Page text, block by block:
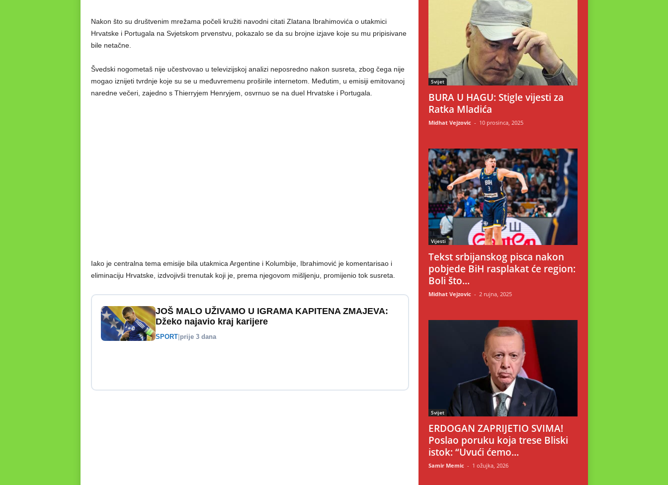
Nakon što su društvenim mrežama počeli kružiti navodni citati Zlatana Ibrahimovića o utakmici
Hrvatske i Portugala na Svjetskom prvenstvu, pokazalo se da su brojne izjave koje su mu pripisivane
bile netačne.
Švedski nogometaš nije učestvovao u televizijskoj analizi neposredno nakon susreta, zbog čega nije
mogao iznijeti tvrdnje koje su se u međuvremenu proširile internetom. Međutim, u emisiji emitovanoj
naredne večeri, zajedno s Thierryjem Henryjem, osvrnuo se na duel Hrvatske i Portugala.
Iako je centralna tema emisije bila utakmica Argentine i Kolumbije, Ibrahimović je komentarisao i
eliminaciju Hrvatske, izdvojivši trenutak koji je, prema njegovom mišljenju, promijenio tok susreta.
JOŠ MALO UŽIVAMO U IGRAMA KAPITENA ZMAJEVA:
Džeko najavio kraj karijere
SPORT| prije 3 dana
Svijet
BURA U HAGU: Stigle vijesti za
Ratka Mladića
Midhat Vejzovic - 10 prosinca, 2025
Vijesti
Tekst srbijanskog pisca nakon
pobjede BiH rasplakat će region:
Boli što...
Midhat Vejzovic - 2 rujna, 2025
Svijet
ERDOGAN ZAPRIJETIO SVIMA!
Poslao poruku koja trese Bliski
istok: “Uvući ćemo...
Samir Memic - 1 ožujka, 2026